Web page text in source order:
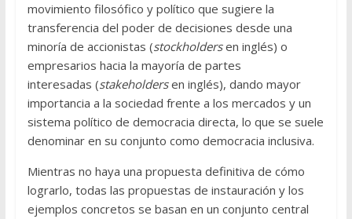
movimiento filosófico y político que sugiere la
transferencia del poder de decisiones desde una
minoría de accionistas (stockholdersen inglés) o
empresarios hacia la mayoría de partes
interesadas (stakeholdersen inglés), dando mayor
importancia a la sociedad frente a los mercados y un
sistema político de democracia directa, lo que se suele
denominar en su conjunto como democracia inclusiva.
Mientras no haya una propuesta definitiva de cómo
lograrlo, todas las propuestas de instauración y los
ejemplos concretos se basan en un conjunto central